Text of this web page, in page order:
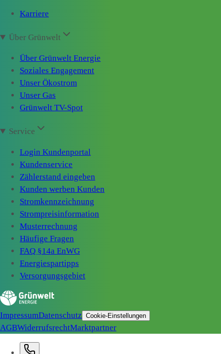
Karriere
Über Grünwelt
Über Grünwelt Energie
Soziales Engagement
Unser Ökostrom
Unser Gas
Grünwelt TV-Spot
Service
Login Kundenportal
Kundenservice
Zählerstand eingeben
Kunden werben Kunden
Stromkennzeichnung
Strompreisinformation
Musterrechnung
Häufige Fragen
FAQ §14a EnWG
Energiespartipps
Versorgungsgebiet
ImpressumDatenschutz Cookie-Einstellungen
AGBWiderrufsrechtMarktpartner